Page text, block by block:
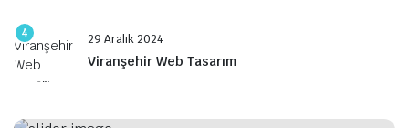
4 29 Aralık 2024
Viranşehir Web Tasarım